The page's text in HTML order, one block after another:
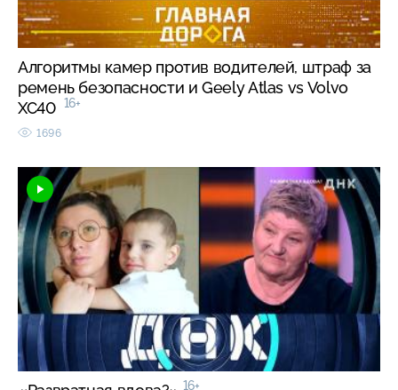
Алгоритмы камер против водителей, штраф за
ремень безопасности и Geely Atlas vs Volvo
XC40 16+
1696
16+